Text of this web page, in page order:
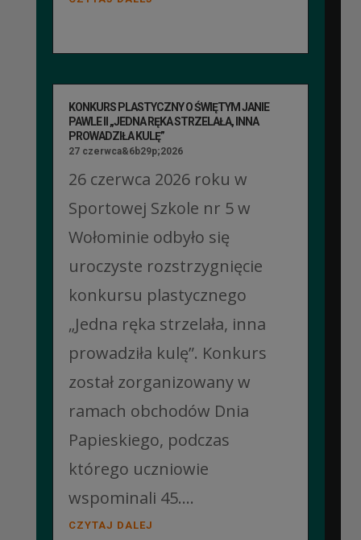
KONKURS PLASTYCZNY O ŚWIĘTYM JANIE
PAWLE II „JEDNA RĘKA STRZELAŁA, INNA
PROWADZIŁA KULĘ”
27 czerwca&6b29p;2026
26 czerwca 2026 roku w
Sportowej Szkole nr 5 w
Wołominie odbyło się
uroczyste rozstrzygnięcie
konkursu plastycznego
„Jedna ręka strzelała, inna
prowadziła kulę”. Konkurs
został zorganizowany w
ramach obchodów Dnia
Papieskiego, podczas
którego uczniowie
wspominali 45....
CZYTAJ DALEJ